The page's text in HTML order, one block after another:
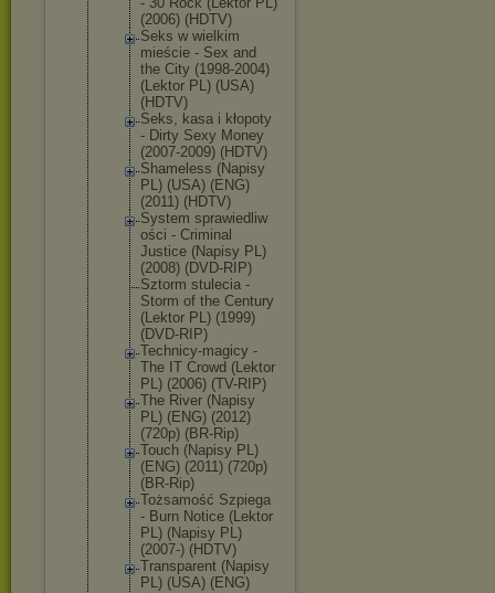
(2006) (HDTV)
Seks w wielkim
mieście - Sex and
the City (1998-2004)
(Lektor PL) (USA)
(HDTV)
Seks, kasa i kłopoty
- Dirty Sexy Money
(2007-2009) (HDTV)
Shameless (Napisy
PL) (USA) (ENG)
(2011) (HDTV)
System sprawiedliw
ości - Criminal
Justice (Napisy PL)
(2008) (DVD-RIP)
Sztorm stulecia -
Storm of the Century
(Lektor PL) (1999)
(DVD-RIP)
Technicy-magicy -
The IT Crowd (Lektor
PL) (2006) (TV-RIP)
The River (Napisy
PL) (ENG) (2012)
(720p) (BR-Rip)
Touch (Napisy PL)
(ENG) (2011) (720p)
(BR-Rip)
Tożsamość Szpiega
- Burn Notice (Lektor
PL) (Napisy PL)
(2007-) (HDTV)
Transparent (Napisy
PL) (USA) (ENG)